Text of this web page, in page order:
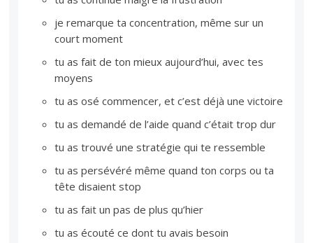
je remarque ta concentration, même sur un
court moment
tu as fait de ton mieux aujourd’hui, avec tes
moyens
tu as osé commencer, et c’est déjà une victoire
tu as demandé de l’aide quand c’était trop dur
tu as trouvé une stratégie qui te ressemble
tu as persévéré même quand ton corps ou ta
tête disaient stop
tu as fait un pas de plus qu’hier
tu as écouté ce dont tu avais besoin